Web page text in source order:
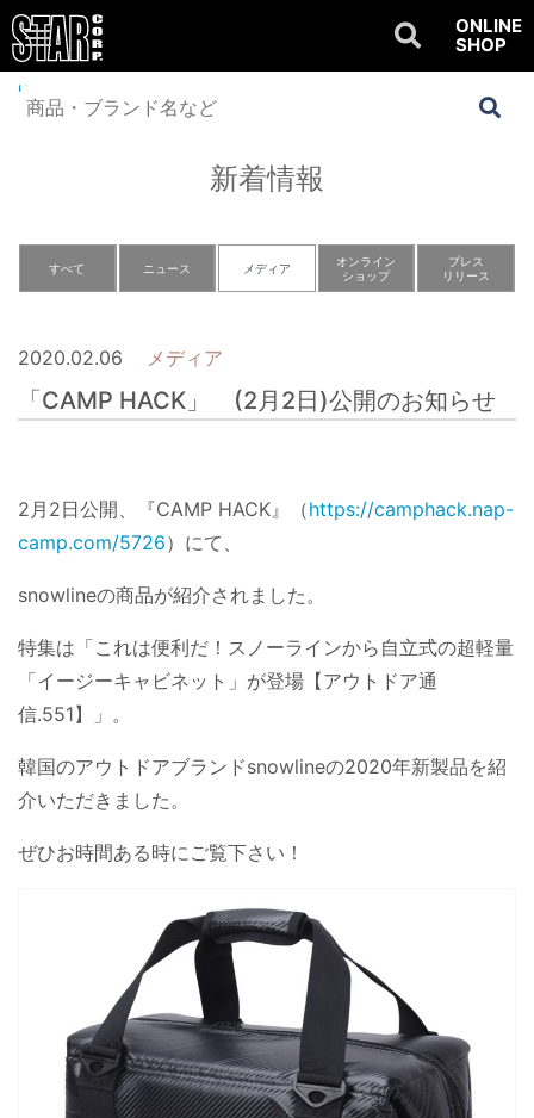
ONLINE
SHOP
Home
新着情報
すべて ニュース メディア
オンライン
ショップ
プレス
リリース
2020.02.06 メディア
「CAMP HACK」 (2月2日)公開のお知らせ
2月2日公開、『CAMP HACK』（https://camphack.nap-
camp.com/5726）にて、
snowlineの商品が紹介されました。
特集は「これは便利だ！スノーラインから自立式の超軽量
「イージーキャビネット」が登場【アウトドア通
信.551】」。
韓国のアウトドアブランドsnowlineの2020年新製品を紹
介いただきました。
ぜひお時間ある時にご覧下さい！